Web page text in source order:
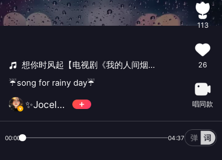
想你时风起【电视剧《我的人间烟火》回忆主题曲】
☔song for rainy day☔
✨Jocelyn✨💫
113
26
唱同款
00:00 04:37